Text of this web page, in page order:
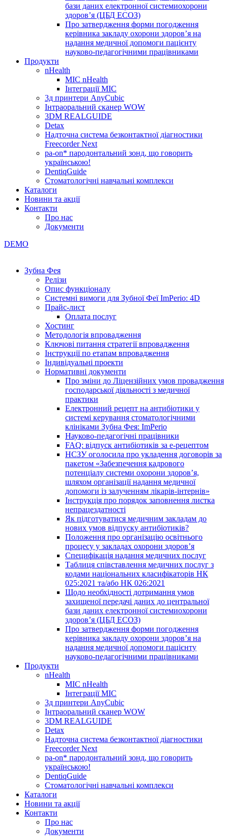
бази даних електронної системиохорони
здоров’я (ЦБД ЕСОЗ)
Про затвердження форми погодження
керівника закладу охорони здоров’я на
надання медичної допомоги пацієнту
науково-педагогічними працівниками
Продукти
nHealth
МІС nHealth
Інтеграції МІС
3д принтери AnyCubic
Інтраоральний сканер WOW
3DM REALGUIDE
Detax
Надточна система безконтактної діагностики
Freecorder Next
pa-on* пародонтальний зонд, що говорить
українською!
DentiqGuide
Стоматологічні навчальні комплекси
Каталоги
Новини та акції
Контакти
Про нас
Документи
DEMO
Зубна Фея
Релізи
Опис функціоналу
Системні вимоги для Зубної Феї ImPerio: 4D
Прайс-лист
Оплата послуг
Хостинг
Методологія впровадження
Ключові питання стратегії впровадження
Інструкції по етапам впровадження
Індивідуальні проекти
Нормативні документи
Про зміни до Ліцензійних умов провадження
господарської діяльності з медичної
практики
Електронний рецепт на антибіотики у
системі керування стоматологічними
клініками Зубна Фея: ImPerio
Науково-педагогічні працівники
FAQ: відпуск антибіотиків за е-рецептом
НСЗУ оголосила про укладення договорів за
пакетом «Забезпечення кадрового
потенціалу системи охорони здоров’я,
шляхом організації надання медичної
допомоги із залученням лікарів-інтернів»
Інструкція про порядок заповнення листка
непрацездатності
Як підготуватися медичним закладам до
нових умов відпуску антибіотиків?
Положення про організацію освітнього
процесу у закладах охорони здоров’я
Специфікація надання медичних послуг
Таблиця співставлення медичних послуг з
кодами національних класифікаторів НК
025:2021 та/або НК 026:2021
Щодо необхідності дотримання умов
захищеної передачі даних до центральної
бази даних електронної системиохорони
здоров’я (ЦБД ЕСОЗ)
Про затвердження форми погодження
керівника закладу охорони здоров’я на
надання медичної допомоги пацієнту
науково-педагогічними працівниками
Продукти
nHealth
МІС nHealth
Інтеграції МІС
3д принтери AnyCubic
Інтраоральний сканер WOW
3DM REALGUIDE
Detax
Надточна система безконтактної діагностики
Freecorder Next
pa-on* пародонтальний зонд, що говорить
українською!
DentiqGuide
Стоматологічні навчальні комплекси
Каталоги
Новини та акції
Контакти
Про нас
Документи